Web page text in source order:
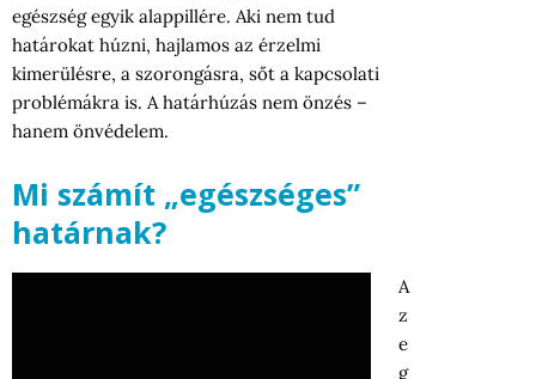
egészség egyik alappillére. Aki nem tud
határokat húzni, hajlamos az érzelmi
kimerülésre, a szorongásra, sőt a kapcsolati
problémákra is. A határhúzás nem önzés –
hanem önvédelem.
Mi számít „egészséges”
határnak?
A
z
e
g